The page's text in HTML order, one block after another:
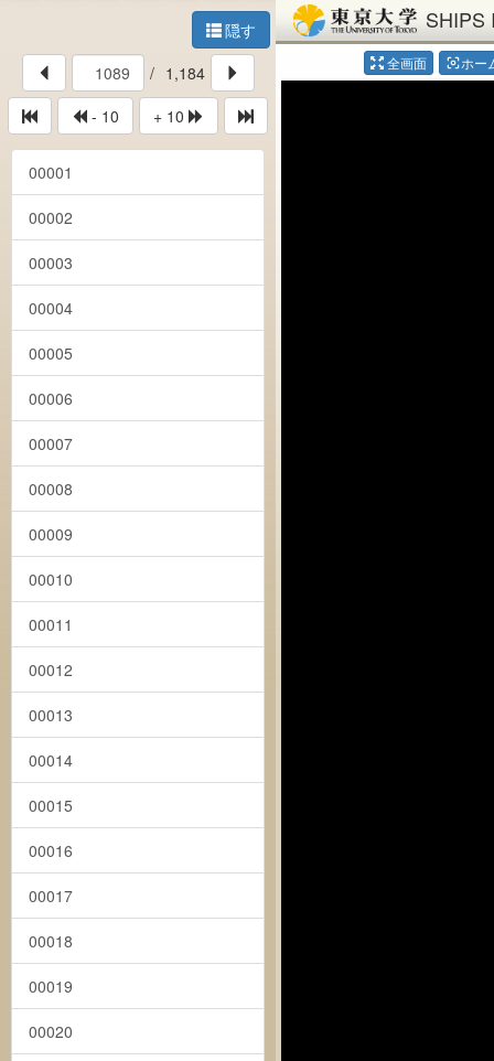
隠す
/ 1,184
- 10
+ 10
00001
00002
00003
00004
00005
00006
00007
00008
00009
00010
00011
00012
00013
00014
00015
00016
00017
00018
00019
00020
SHIPS
全画面 center_focus_weakホー